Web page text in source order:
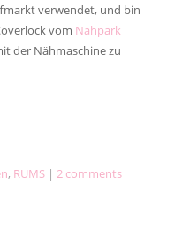
verwendet, und bin
vom Nähpark
der Nähmaschine zu
, RUMS |2 comments